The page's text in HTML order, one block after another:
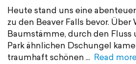
Heute stand uns eine
zu den Beaver Falls bevor. Über
Baumstämme, durch den Fluss
Park ähnlichen Dschungel
traumhaft schönen
Read